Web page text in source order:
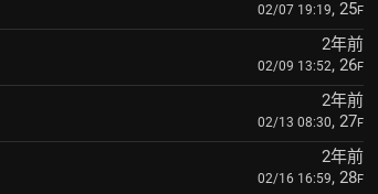
02/07 19:19, 25F
2年前
02/09 13:52, 26F
2年前
02/13 08:30, 27F
2年前
02/16 16:59, 28F